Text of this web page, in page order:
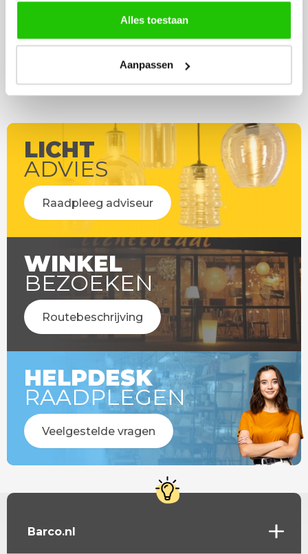
Alles toestaan
Aanpassen
LICHT
ADVIES
Raadpleeg adviseur
WINKEL
BEZOEKEN
Routebeschrijving
HELPDESK
RAADPLEGEN
Veelgestelde vragen
Barco.nl